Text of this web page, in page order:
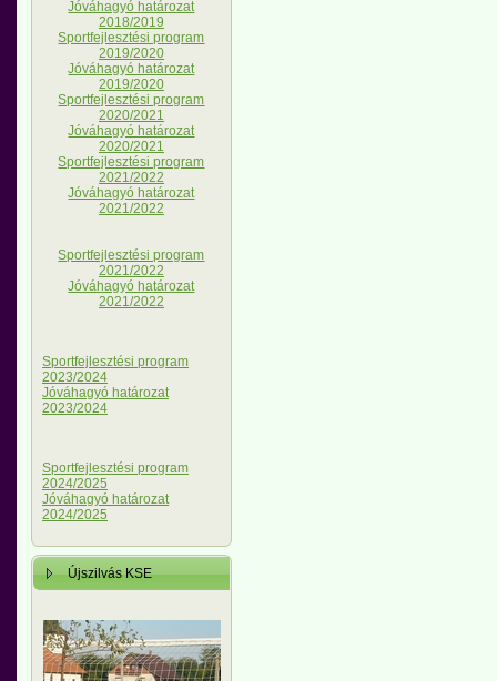
Jóváhagyó határozat
2018/2019
Sportfejlesztési program
2019/2020
Jóváhagyó határozat
2019/2020
Sportfejlesztési program
2020/2021
Jóváhagyó határozat
2020/2021
Sportfejlesztési program
2021/2022
Jóváhagyó határozat
2021/2022
Sportfejlesztési program
2021/2022
Jóváhagyó határozat
2021/2022
Sportfejlesztési program
2023/2024
Jóváhagyó határozat
2023/2024
Sportfejlesztési program
2024/2025
Jóváhagyó határozat
2024/2025
Újszilvás KSE